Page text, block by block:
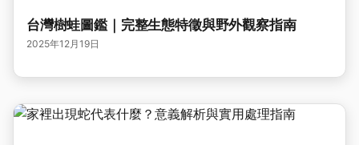
台灣樹蛙圖鑑｜完整生態特徵與野外觀察指南
2025年12月19日